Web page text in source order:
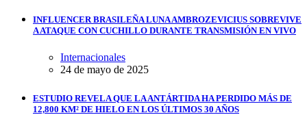
INFLUENCER BRASILEÑA LUNA AMBROZEVICIUS SOBREVIVE
A ATAQUE CON CUCHILLO DURANTE TRANSMISIÓN EN VIVO
Internacionales
24 de mayo de 2025
ESTUDIO REVELA QUE LA ANTÁRTIDA HA PERDIDO MÁS DE
12,800 KM² DE HIELO EN LOS ÚLTIMOS 30 AÑOS